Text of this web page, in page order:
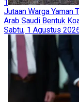
1
Jutaan Warga Yaman
Arab Saudi Bentuk
Sabtu, 1 Agustus